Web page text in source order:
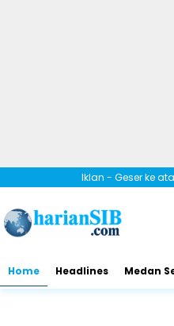
Iklan - Geser ke
Home Headlines Medan